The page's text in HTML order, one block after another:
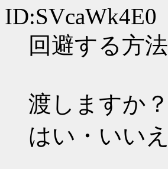
ID:SVcaWk4E0
回避する方
渡しますか？
はい・いいえ